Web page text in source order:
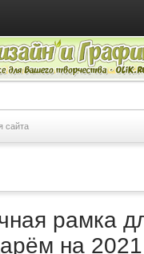
сайта
рамка
на 2021